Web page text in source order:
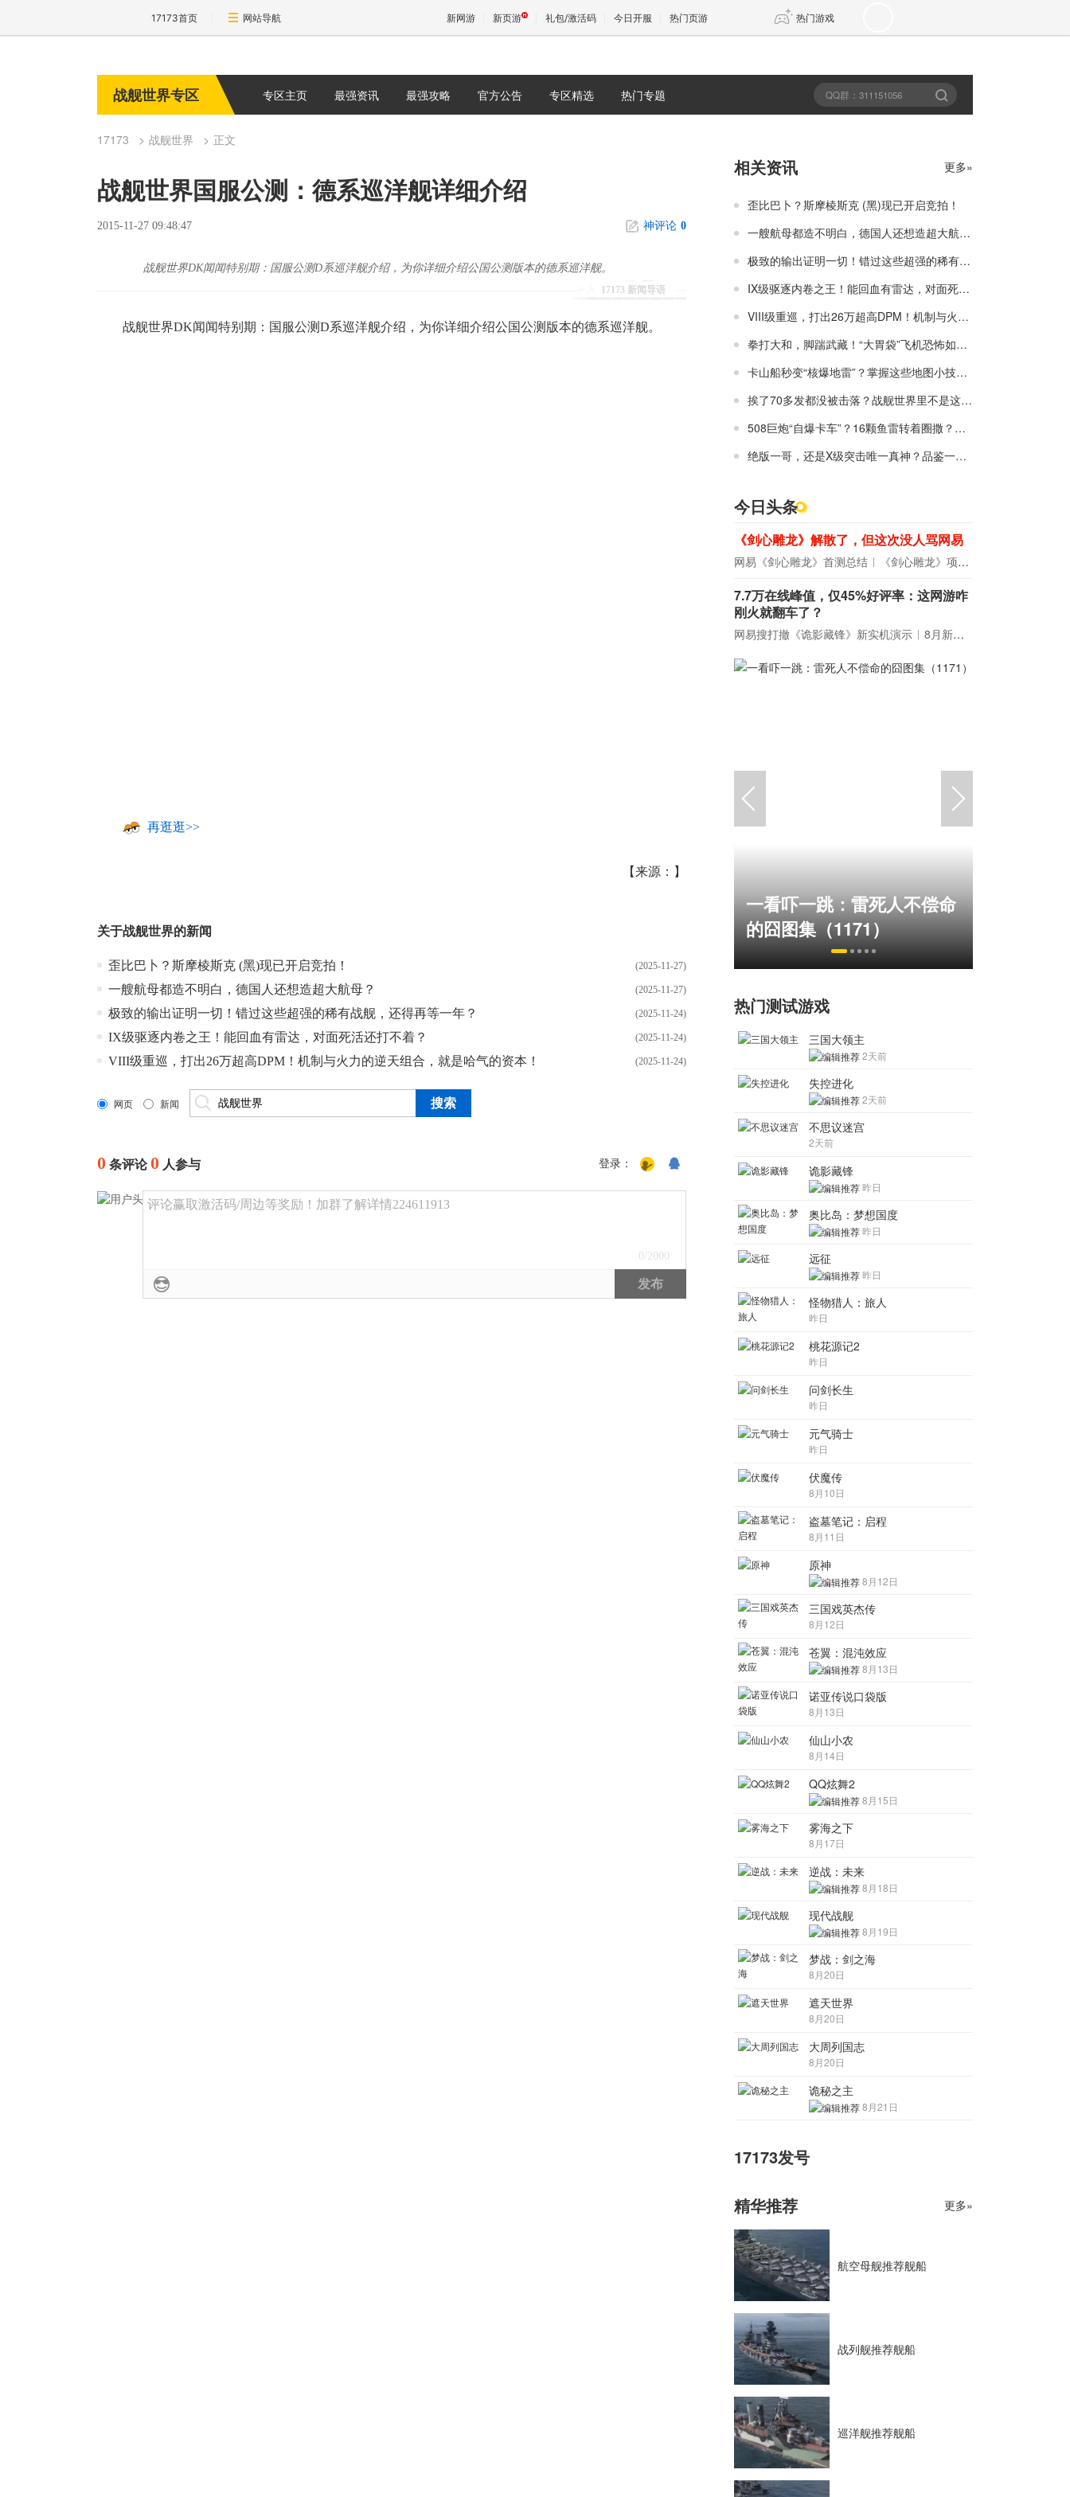
17173首页 网站导航 新网游 新页游 礼包/激活码 今日开服 热门页游 热门游戏
传奇4
战舰世界专区 专区主页 最强资讯 最强攻略 官方公告 专区精选 热门专题
17173 战舰世界 正文
战舰世界国服公测：德系巡洋舰详细介绍
2015-11-27 09:48:47 神评论 0
17173 新闻导语
战舰世界DK闻闻特别期：国服公测D系巡洋舰介绍，为你详细介绍公国公测版本的德系巡洋舰。
战舰世界DK闻闻特别期：国服公测D系巡洋舰介绍，为你详细介绍公国公测版本的德系巡洋舰。
再逛逛>>
【来源：】
关于战舰世界的新闻
(2025-11-27)
歪比巴卜？斯摩棱斯克 (黑)现已开启竞拍！
(2025-11-27)
一艘航母都造不明白，德国人还想造超大航母？
(2025-11-24)
极致的输出证明一切！错过这些超强的稀有战舰，还得再等一年？
(2025-11-24)
IX级驱逐内卷之王！能回血有雷达，对面死活还打不着？
(2025-11-24)
VIII级重巡，打出26万超高DPM！机制与火力的逆天组合，就是哈气的资本！
网页 新闻
0 条评论0 人参与 登录：
评论赢取激活码/周边等奖励！加群了解详情224611913
0 /2000
发布
相关资讯 更多»
歪比巴卜？斯摩棱斯克 (黑)现已开启竞拍！
一艘航母都造不明白，德国人还想造超大航母？
极致的输出证明一切！错过这些超强的稀有战舰，还得再等一年？
IX级驱逐内卷之王！能回血有雷达，对面死活还打不着？
VIII级重巡，打出26万超高DPM！机制与火力的逆天组合，就是哈气的资本！
拳打大和，脚踹武藏！“大胃袋”飞机恐怖如斯！
卡山船秒变“核爆地雷”？掌握这些地图小技巧，上分就跟喝水一样轻松！
挨了70多发都没被击落？战舰世界里不是这样的！
508巨炮“自爆卡车”？16颗鱼雷转着圈撒？这些奇葩居然是战列舰！
绝版一哥，还是X级突击唯一真神？品鉴一下上分必备神船！
今日头条
《剑心雕龙》解散了，但这次没人骂网易
网易《剑心雕龙》首测总结 《剑心雕龙》项目宣布解散
7.7万在线峰值，仅45%好评率：这网游咋
刚火就翻车了？
网易搜打撤《诡影藏锋》新实机演示 8月新游前瞻：《诡秘之主》领衔
一看吓一跳：雷死人不偿命
的囧图集（1171）
热门测试游戏
三国大领主
2天前
失控进化
2天前
不思议迷宫
2天前
诡影藏锋
昨日
奥比岛：梦想国度
昨日
远征
昨日
怪物猎人：旅人
昨日
桃花源记2
昨日
问剑长生
昨日
元气骑士
昨日
伏魔传
8月10日
盗墓笔记：启程
8月11日
原神
8月12日
三国戏英杰传
8月12日
苍翼：混沌效应
8月13日
诺亚传说口袋版
8月13日
仙山小农
8月14日
QQ炫舞2
8月15日
雾海之下
8月17日
逆战：未来
8月18日
现代战舰
8月19日
梦战：剑之海
8月20日
遮天世界
8月20日
大周列国志
8月20日
诡秘之主
8月21日
17173发号
精华推荐 更多»
航空母舰推荐舰船
战列舰推荐舰船
巡洋舰推荐舰船